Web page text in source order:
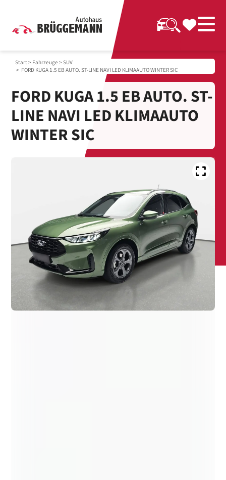
Start> Fahrzeuge > SUV
> FORD KUGA 1.5 EB AUTO. ST-LINE NAVI LED KLIMAAUTO WINTER SIC
FORD KUGA 1.5 EB AUTO. ST-
LINE NAVI LED KLIMAAUTO
WINTER SIC